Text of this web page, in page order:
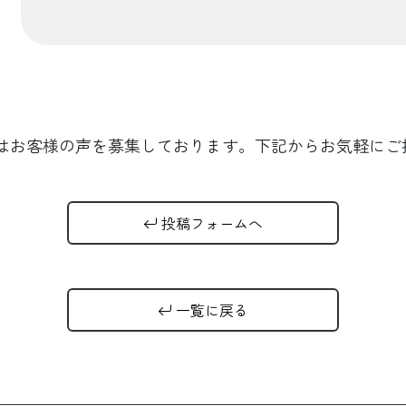
お客様の声を募集しております。下記からお気軽に
投稿フォームへ
一覧に戻る